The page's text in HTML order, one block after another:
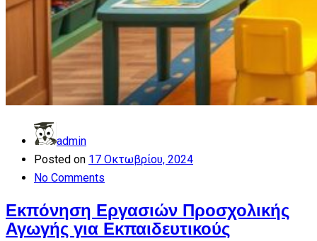
admin
Posted on 17 Οκτωβρίου, 2024
No Comments
Εκπόνηση Εργασιών Προσχολικής
Αγωγής για Εκπαιδευτικούς